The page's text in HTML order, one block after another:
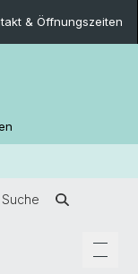
& Öffnungszeiten
Suche